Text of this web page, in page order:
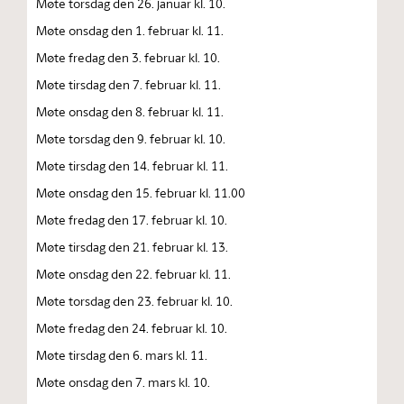
Møte onsdag den 1. februar kl. 11.
Møte fredag den 3. februar kl. 10.
Møte tirsdag den 7. februar kl. 11.
Møte onsdag den 8. februar kl. 11.
Møte torsdag den 9. februar kl. 10.
Møte tirsdag den 14. februar kl. 11.
Møte onsdag den 15. februar kl. 11.00
Møte fredag den 17. februar kl. 10.
Møte tirsdag den 21. februar kl. 13.
Møte onsdag den 22. februar kl. 11.
Møte torsdag den 23. februar kl. 10.
Møte fredag den 24. februar kl. 10.
Møte tirsdag den 6. mars kl. 11.
Møte onsdag den 7. mars kl. 10.